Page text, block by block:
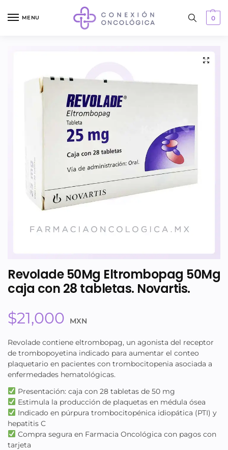
MENU 0
Revolade 50Mg Eltrombopag 50Mg
caja con 28 tabletas. Novartis.
$21,000 MXN
Revolade contiene eltrombopag, un agonista del receptor
de trombopoyetina indicado para aumentar el conteo
plaquetario en pacientes con trombocitopenia asociada a
enfermedades hematológicas.
Presentación: caja con 28 tabletas de 50 mg
Estimula la producción de plaquetas en médula ósea
Indicado en púrpura trombocitopénica idiopática (PTI) y
hepatitis C
Compra segura en Farmacia Oncológica con pagos con
tarjeta